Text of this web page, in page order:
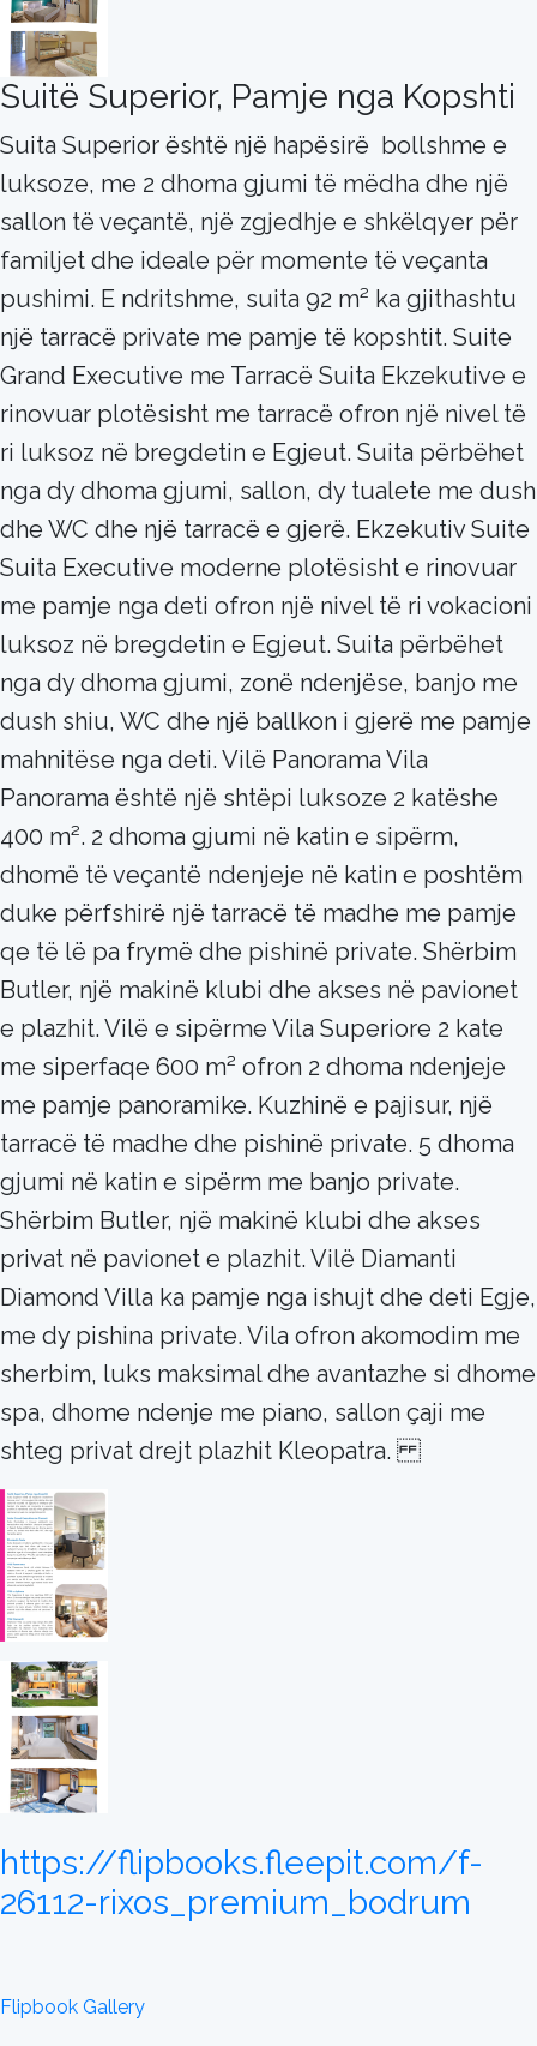
Suitë Superior, Pamje nga Kopshti
Suita Superior është një hapësirë ​ bollshme e
luksoze, me 2 dhoma gjumi të mëdha dhe një
sallon të veçantë, një zgjedhje e shkëlqyer për
familjet dhe ideale për momente të veçanta
pushimi. E ndritshme, suita 92 m² ka gjithashtu
një tarracë private me pamje të kopshtit. Suite
Grand Executive me Tarracë Suita Ekzekutive e
rinovuar plotësisht me tarracë ofron një nivel të
ri luksoz në bregdetin e Egjeut. Suita përbëhet
nga dy dhoma gjumi, sallon, dy tualete me dush
dhe WC dhe një tarracë e gjerë. Ekzekutiv Suite
Suita Executive moderne plotësisht e rinovuar
me pamje nga deti ofron një nivel të ri vokacioni
luksoz në bregdetin e Egjeut. Suita përbëhet
nga dy dhoma gjumi, zonë ndenjëse, banjo me
dush shiu, WC dhe një ballkon i gjerë me pamje
mahnitëse nga deti. Vilë Panorama Vila
Panorama është një shtëpi luksoze 2 katëshe
400 m². 2 dhoma gjumi në katin e sipërm,
dhomë të veçantë ndenjeje në katin e poshtëm
duke përfshirë një tarracë të madhe me pamje
qe të lë pa frymë dhe pishinë private. Shërbim
Butler, një makinë klubi dhe akses në pavionet
e plazhit. Vilë e sipërme Vila Superiore 2 kate
me siperfaqe 600 m² ofron 2 dhoma ndenjeje
me pamje panoramike. Kuzhinë e pajisur, një
tarracë të madhe dhe pishinë private. 5 dhoma
gjumi në katin e sipërm me banjo private.
Shërbim Butler, një makinë klubi dhe akses
privat në pavionet e plazhit. Vilë Diamanti
Diamond Villa ka pamje nga ishujt dhe deti Egje,
me dy pishina private. Vila ofron akomodim me
sherbim, luks maksimal dhe avantazhe si dhome
spa, dhome ndenje me piano, sallon çaji me
shteg privat drejt plazhit Kleopatra.
https://flipbooks.fleepit.com/f-
26112-rixos_premium_bodrum
Flipbook Gallery